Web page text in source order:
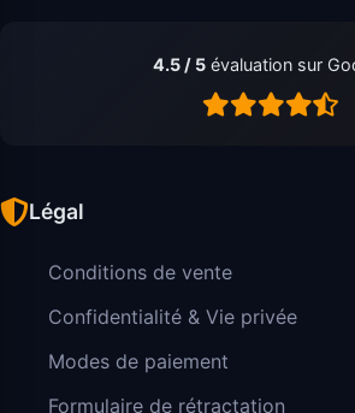
4.5 / 5 évaluation sur
Légal
Conditions de vente
Confidentialité & Vie privée
Modes de paiement
Formulaire de rétractation